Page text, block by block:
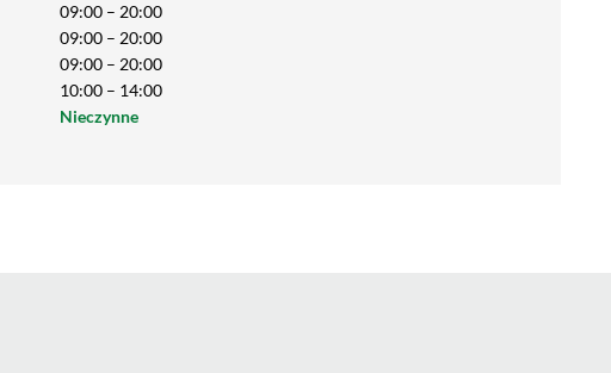
09:00 – 20:00
09:00 – 20:00
09:00 – 20:00
10:00 – 14:00
Nieczynne